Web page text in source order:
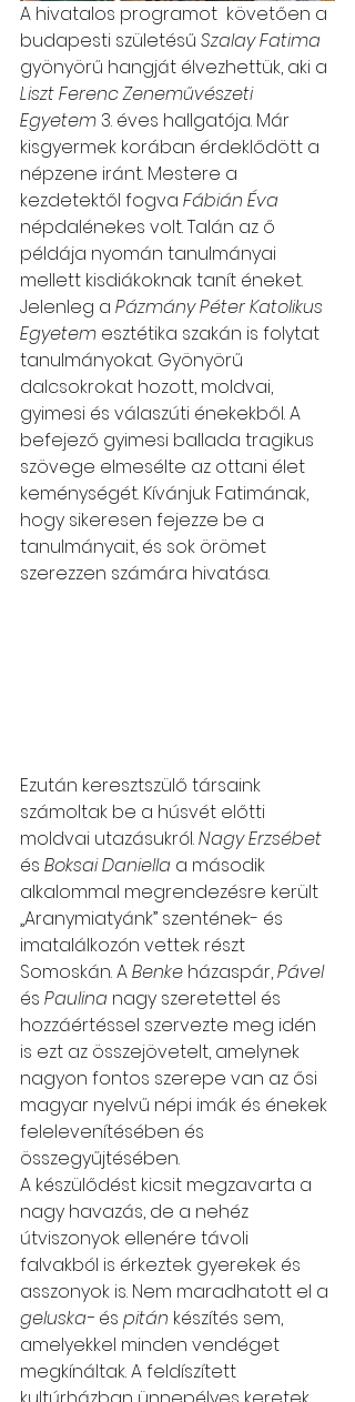
A hivatalos programot  követően a
budapesti születésű Szalay Fatima
gyönyörű hangját élvezhettük, aki a
Liszt Ferenc Zeneművészeti
Egyetem 3. éves hallgatója. Már
kisgyermek korában érdeklődött a
népzene iránt. Mestere a
kezdetektől fogva Fábián Éva
népdalénekes volt. Talán az ő
példája nyomán tanulmányai
mellett kisdiákoknak tanít éneket.
Jelenleg a Pázmány Péter Katolikus
Egyetem esztétika szakán is folytat
tanulmányokat. Gyönyörű
dalcsokrokat hozott, moldvai,
gyimesi és válaszúti énekekből. A
befejező gyimesi ballada tragikus
szövege elmesélte az ottani élet
keménységét. Kívánjuk Fatimának,
hogy sikeresen fejezze be a
tanulmányait, és sok örömet
szerezzen számára hivatása.
Ezután keresztszülő társaink
számoltak be a húsvét előtti
moldvai utazásukról. Nagy Erzsébet
és Boksai Daniella a második
alkalommal megrendezésre került
„Aranymiatyánk” szentének- és
imatalálkozón vettek részt
Somoskán. A Benke házaspár, Pável
és Paulina nagy szeretettel és
hozzáértéssel szervezte meg idén
is ezt az összejövetelt, amelynek
nagyon fontos szerepe van az ősi
magyar nyelvű népi imák és énekek
felelevenítésében és
összegyűjtésében.
A készülődést kicsit megzavarta a
nagy havazás, de a nehéz
útviszonyok ellenére távoli
falvakból is érkeztek gyerekek és
asszonyok is. Nem maradhatott el a
geluska- és pitán készítés sem,
amelyekkel minden vendéget
megkínáltak. A feldíszített